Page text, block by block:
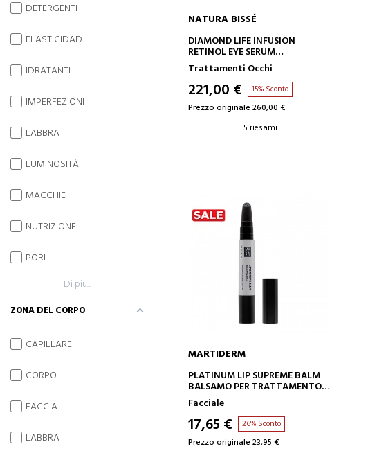
AGGIUNGI AL CARRELLO
NATURA BISSÉ
DIAMOND LIFE INFUSION
RETINOL EYE SERUM
SIERO CONTORNO OCCHI ANTI-
ETÀ
Trattamenti Occhi
221,00 € 15% Sconto
Prezzo originale 260,00 €
5 riesami
AGGIUNGI AL CARRELLO
MARTIDERM
PLATINUM LIP SUPREME BALM
BALSAMO PER TRATTAMENTO
INTENSIVO
Facciale
17,65 € 26% Sconto
Prezzo originale 23,95 €
DETERGENTI
ELASTICIDAD
IDRATANTI
IMPERFEZIONI
LABBRA
LUMINOSITÀ
MACCHIE
NUTRIZIONE
PORI
Di più...
ZONA DEL CORPO
CAPILLARE
CORPO
FACCIA
LABBRA